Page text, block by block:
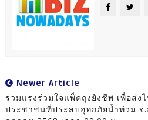
Newer Article
ร่วมแรงร่วมใจแพ็คถุงยังชีพ เพื่อส่ง
ประชาชนที่ประสบอุทกภัยน้ำท่วม จ